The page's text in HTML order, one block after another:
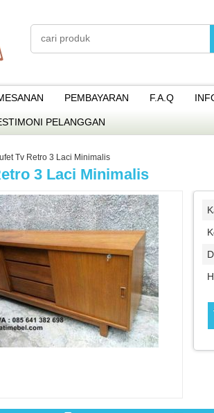
PEMBAYARAN F.A.Q
PELANGGAN
Tv Retro 3 Laci Minimalis
3 Laci Minimalis